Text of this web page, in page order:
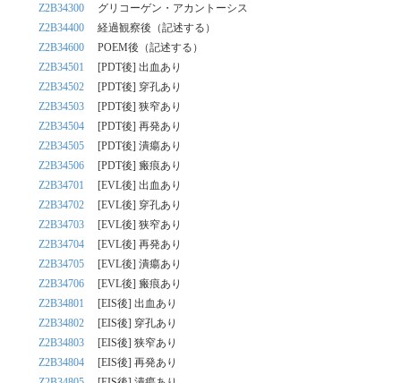
Z2B34300
グリコーゲン・アカントーシス
Z2B34400
経過観察後（記述する）
Z2B34600
POEM後（記述する）
Z2B34501
[PDT後] 出血あり
Z2B34502
[PDT後] 穿孔あり
Z2B34503
[PDT後] 狭窄あり
Z2B34504
[PDT後] 再発あり
Z2B34505
[PDT後] 潰瘍あり
Z2B34506
[PDT後] 瘢痕あり
Z2B34701
[EVL後] 出血あり
Z2B34702
[EVL後] 穿孔あり
Z2B34703
[EVL後] 狭窄あり
Z2B34704
[EVL後] 再発あり
Z2B34705
[EVL後] 潰瘍あり
Z2B34706
[EVL後] 瘢痕あり
Z2B34801
[EIS後] 出血あり
Z2B34802
[EIS後] 穿孔あり
Z2B34803
[EIS後] 狭窄あり
Z2B34804
[EIS後] 再発あり